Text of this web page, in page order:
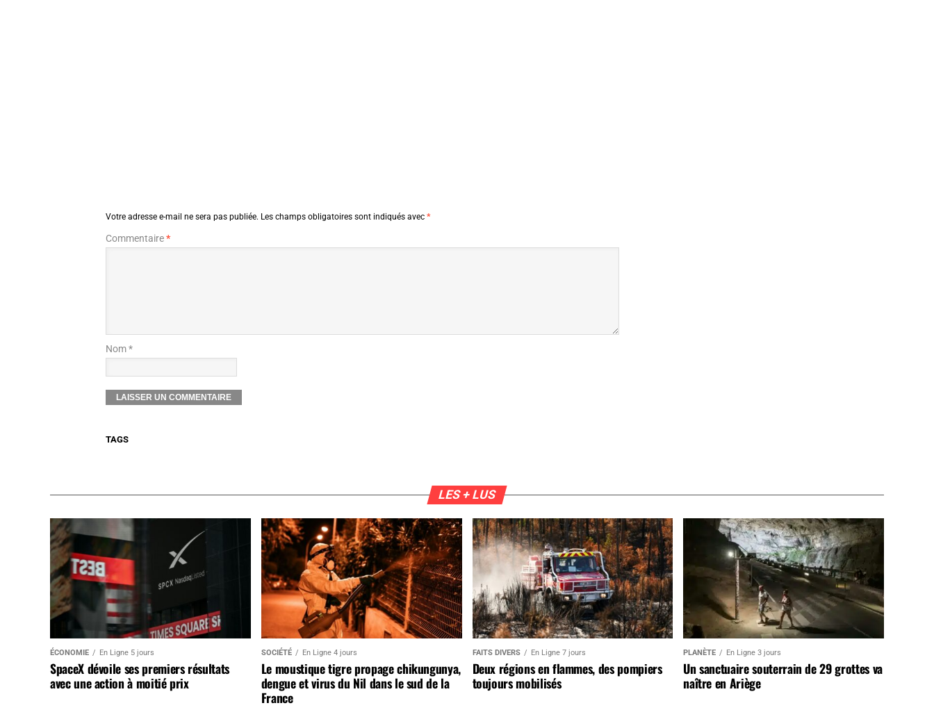
Votre adresse e-mail ne sera pas publiée. Les champs obligatoires sont indiqués avec *
Commentaire*
Nom *
TAGS
LES + LUS
ÉCONOMIE En Ligne 5 jours
SpaceX dévoile ses premiers résultats
avec une action à moitié prix
SOCIÉTÉ En Ligne 4 jours
Le moustique tigre propage chikungunya,
dengue et virus du Nil dans le sud de la
France
FAITS DIVERS En Ligne 7 jours
Deux régions en flammes, des pompiers
toujours mobilisés
PLANÈTE En Ligne 3 jours
Un sanctuaire souterrain de 29 grottes va
naître en Ariège